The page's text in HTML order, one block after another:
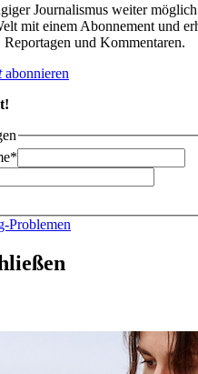
Journalismus weiter
mit einem Abonnement und
und Kommentaren.
abonnieren
Problemen